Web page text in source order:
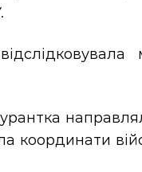
координати